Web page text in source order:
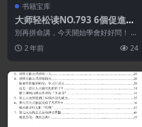
书籍宝库
大师轻松读NO.793 6個促進溝
通的提問技巧
別再拼命講，今天開始學會好好問！ 人
們天生渴望被傾聽，當你向別人提出一
連串對的問...
2 年前 24